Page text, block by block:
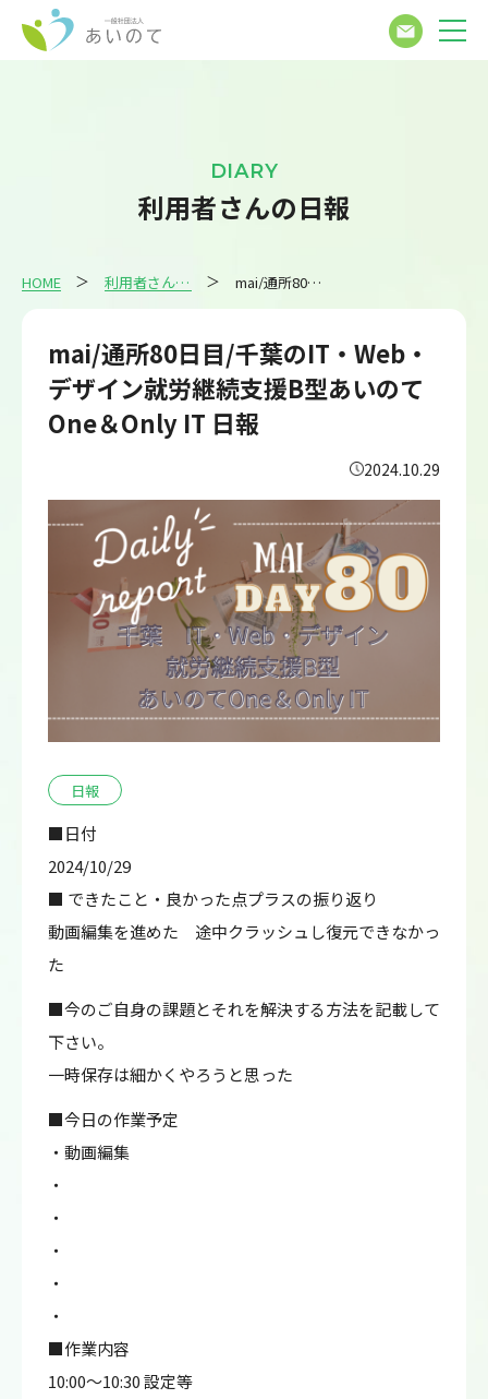
DIARY
利用者さんの日報
HOME 利用者さんの日報 mai/通所80日目/千葉のIT・Web・デザイン就労継続支援B型あいのてOne＆Only IT 日報
mai/通所80日目/千葉のIT・Web・
デザイン就労継続支援B型あいのて
One＆Only IT 日報
2024.10.29
日報
■日付
2024/10/29
■ できたこと・良かった点プラスの振り返り
動画編集を進めた 途中クラッシュし復元できなかっ
た
■今のご自身の課題とそれを解決する方法を記載して
下さい。
一時保存は細かくやろうと思った
■今日の作業予定
・動画編集
・
・
・
・
・
■作業内容
10:00～10:30 設定等